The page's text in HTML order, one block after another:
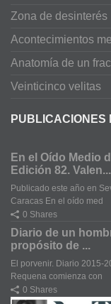
Zona de desinterés
Acontecimientos
Anatomía de un
Veinticinco velitas
PUBLICACIONES
En el Oído Medio
Edición 82. Valen...
Publicado este año en
Caracas En el oído med
0 Shares
Diario de un
propósito de ...
El porvenir. Diario 2015-
Requena comienza con
0 Shares